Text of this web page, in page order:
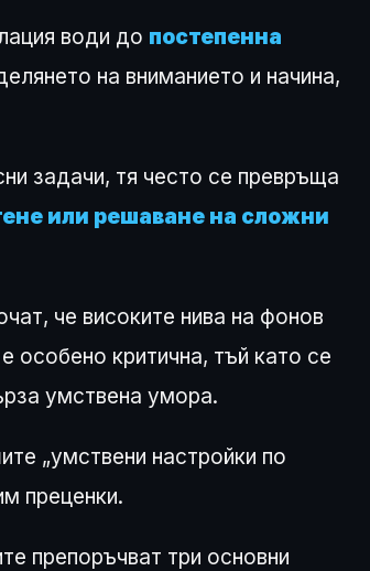
води до постепенна
на вниманието и начина,
задачи, тя често се превръща
или решаване на сложни
че високите нива на фонов
особено критична, тъй като се
умствена умора.
„умствени настройки по
преценки.
препоръчват три основни